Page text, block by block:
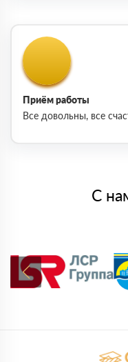
Приём работы
Все довольны, все
С